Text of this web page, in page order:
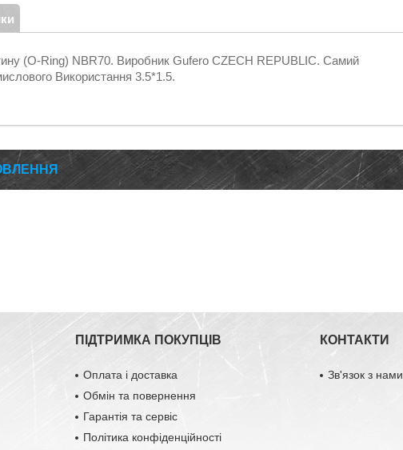
(O-Ring) NBR70. Виробник Gufero CZECH REPUBLIC. Самий
Використання 3.5*1.5.
ПІДТРИМКА ПОКУПЦІВ
Оплата і доставка
Обмін та повернення
Гарантія та сервіс
Політика конфіденційності
КОНТАКТИ
Зв'язок з нами